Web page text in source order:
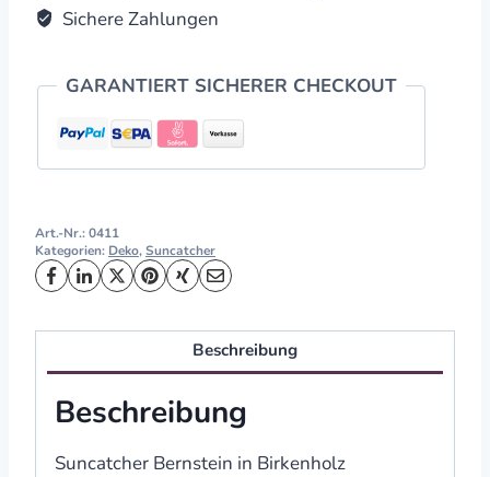
Sichere Zahlungen
GARANTIERT SICHERER CHECKOUT
Art.-Nr.:0411
Kategorien: Deko,Suncatcher
Beschreibung
Beschreibung
Suncatcher Bernstein in Birkenholz